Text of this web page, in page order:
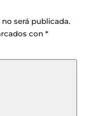
será publicada.
con *